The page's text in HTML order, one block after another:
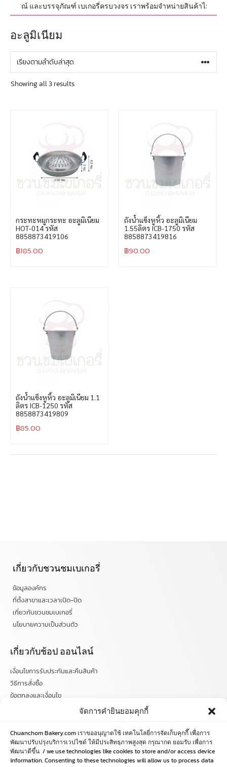
จัดการคำยินยอมคุกกี้
Chuanchom Bakery.com เราขออนุญาตใช้ เทคโนโลยี่การจัดเก็บคุกกี๊ เพื่อการ
พัฒนาปรับปรุงบริการเวปไซด์ ให้มีประสิทธฺภาพสูงสุด กรุณากด ยอมรับ เพื่อการ
พัฒนาดีขึ้น / we use technologies like cookies to store and/or access device
information. Consenting to these technologies will allow us to process data
กรณ์ และบรรจุภัณฑ์ เบเกอรี่ครบวงจร เราพร้อมจำหน่ายสินค้าไม่จำกั
อะลูมิเนียม
Showing all 3 results
กระทะหมูกระทะ อะลูมิเนียม
HOT-014 รหัส
8858873419106
฿185.00
ถังน้ำแข็งหูหิ้ว อะลูมิเนียม
1.55ลิตร ICB-1750 รหัส
8858873419816
฿90.00
ถังน้ำแข็งหูหิ้ว อะลูมิเนียม 1.1
ลิตร ICB-1250 รหัส
8858873419809
฿85.00
เกี่ยวกับชวนชมเบเกอรี่
ข้อมูลองค์กร
ที่ตั้งสาขาและเวลาเปิด-ปิด
เกี่ยวกับชวนชมเบเกอรี่
นโยบายความเป็นส่วนตัว
เกี่ยวกับช้อป ออนไลน์
เงื่อนไขการรับประกันและคืนสินค้า
วิธีการสั่งซื้อ
ข้อตกลงและเงื่อนไข
ติดตามข่าวสารได้ที่
chuanchombakery